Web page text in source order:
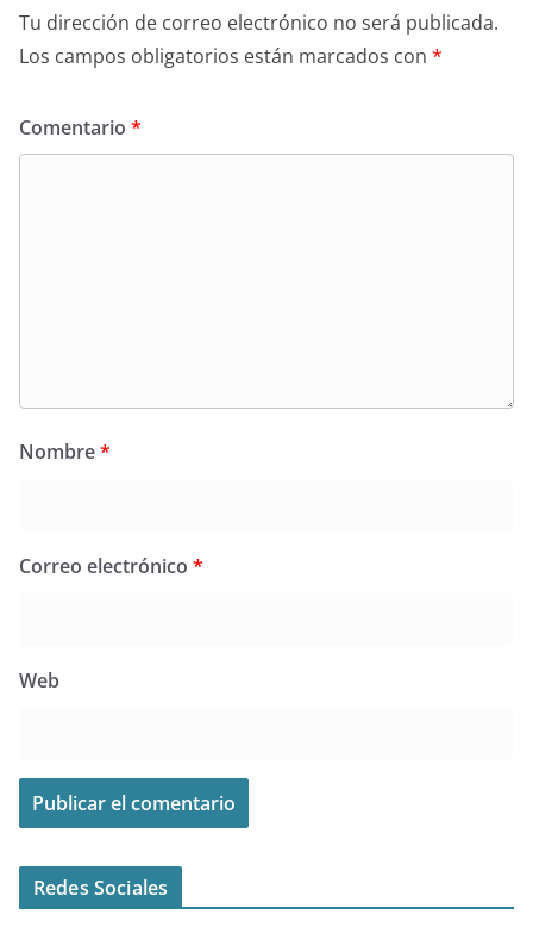
Tu dirección de correo electrónico no será publicada.
Los campos obligatorios están marcados con *
Comentario *
Nombre*
Correo electrónico *
Web
Redes Sociales